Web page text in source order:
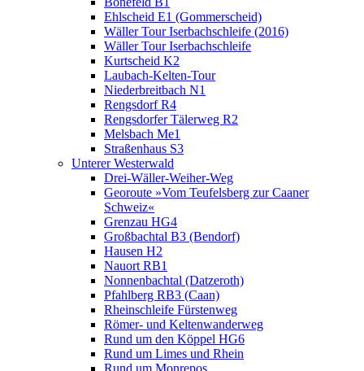
Ehlscheid E1 (Gommerscheid)
Wäller Tour Iserbachschleife (2016)
Wäller Tour Iserbachschleife
Kurtscheid K2
Laubach-Kelten-Tour
Niederbreitbach N1
Rengsdorf R4
Rengsdorfer Tälerweg R2
Melsbach Me1
Straßenhaus S3
Unterer Westerwald
Drei-Wäller-Weiher-Weg
Georoute »Vom Teufelsberg zur Caaner
Schweiz«
Grenzau HG4
Großbachtal B3 (Bendorf)
Hausen H2
Nauort RB1
Nonnenbachtal (Datzeroth)
Pfahlberg RB3 (Caan)
Rheinschleife Fürstenweg
Römer- und Keltenwanderweg
Rund um den Köppel HG6
Rund um Limes und Rhein
Rund um Monrepos